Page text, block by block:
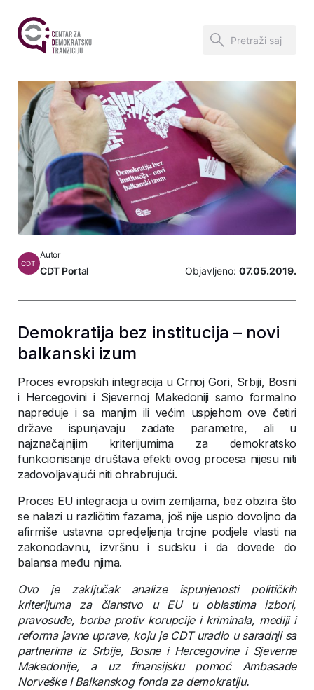
CDT
Autor
CDT Portal Objavljeno: 07.05.2019.
Demokratija bez institucija – novi
balkanski izum
Proces evropskih integracija u Crnoj Gori, Srbiji, Bosni
i Hercegovini i Sjevernoj Makedoniji samo formalno
napreduje i sa manjim ili većim uspjehom ove četiri
države ispunjavaju zadate parametre, ali u
najznačajnijim kriterijumima za demokratsko
funkcionisanje društava efekti ovog procesa nijesu niti
zadovoljavajući niti ohrabrujući.
Proces EU integracija u ovim zemljama, bez obzira što
se nalazi u različitim fazama, još nije uspio dovoljno da
afirmiše ustavna opredjeljenja trojne podjele vlasti na
zakonodavnu, izvršnu i sudsku i da dovede do
balansa među njima.
Ovo je zaključak analize ispunjenosti političkih
kriterijuma za članstvo u EU u oblastima izbori,
pravosuđe, borba protiv korupcije i kriminala, mediji i
reforma javne uprave, koju je CDT uradio u saradnji sa
partnerima iz Srbije, Bosne i Hercegovine i Sjeverne
Makedonije, a uz finansijsku pomoć Ambasade
Norveške I Balkanskog fonda za demokratiju.